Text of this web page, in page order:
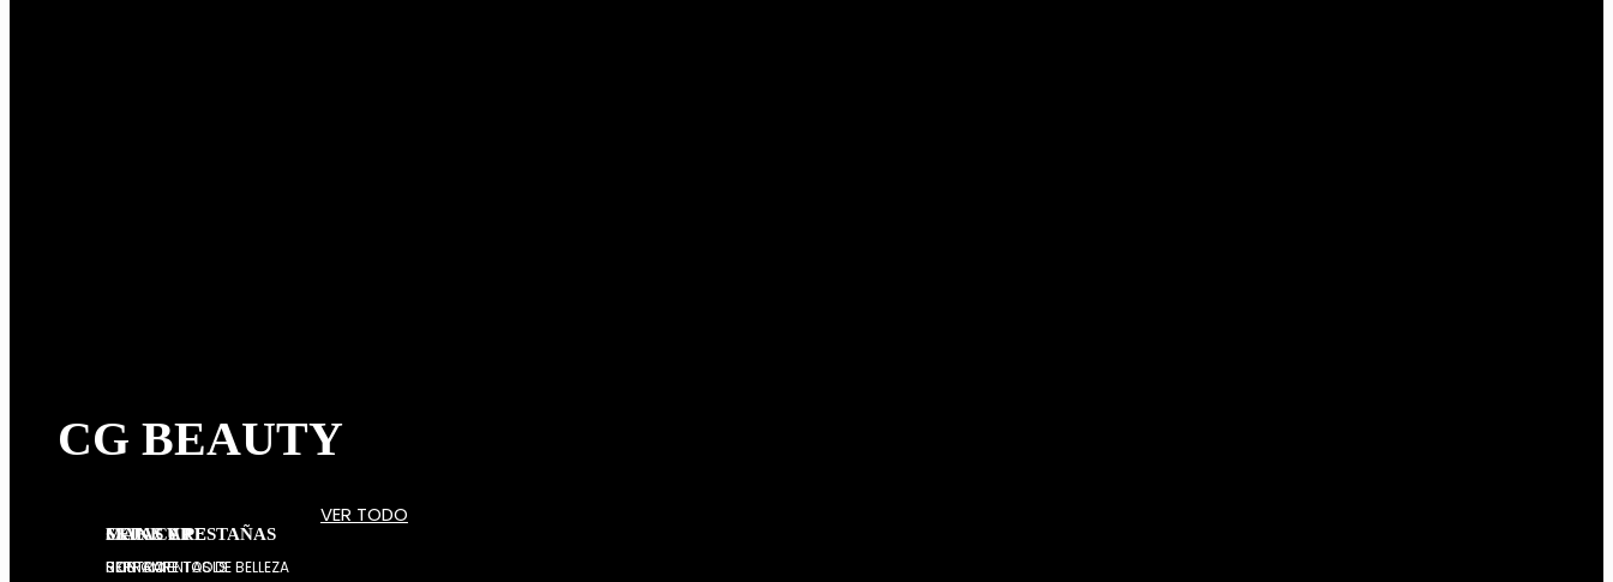
CG BEAUTY
VER TODO
MAKE UP
ROSTRO
CEJAS Y PESTAÑAS
HERRAMIENTAS DE BELLEZA
SKIN CARE
SKIN CARE TOOLS